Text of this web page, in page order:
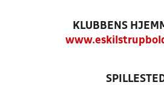
KLUBBENS